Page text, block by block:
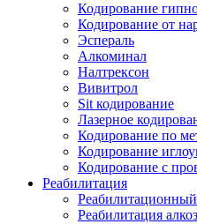
Кодирование
Кодирование от
Эспераль
Алкоминал
Налтрексон
Вивитрол
Sit кодирование
Лазерное
Кодирование по
Кодирование
Кодирование с
Реабилитация
Реабилитация